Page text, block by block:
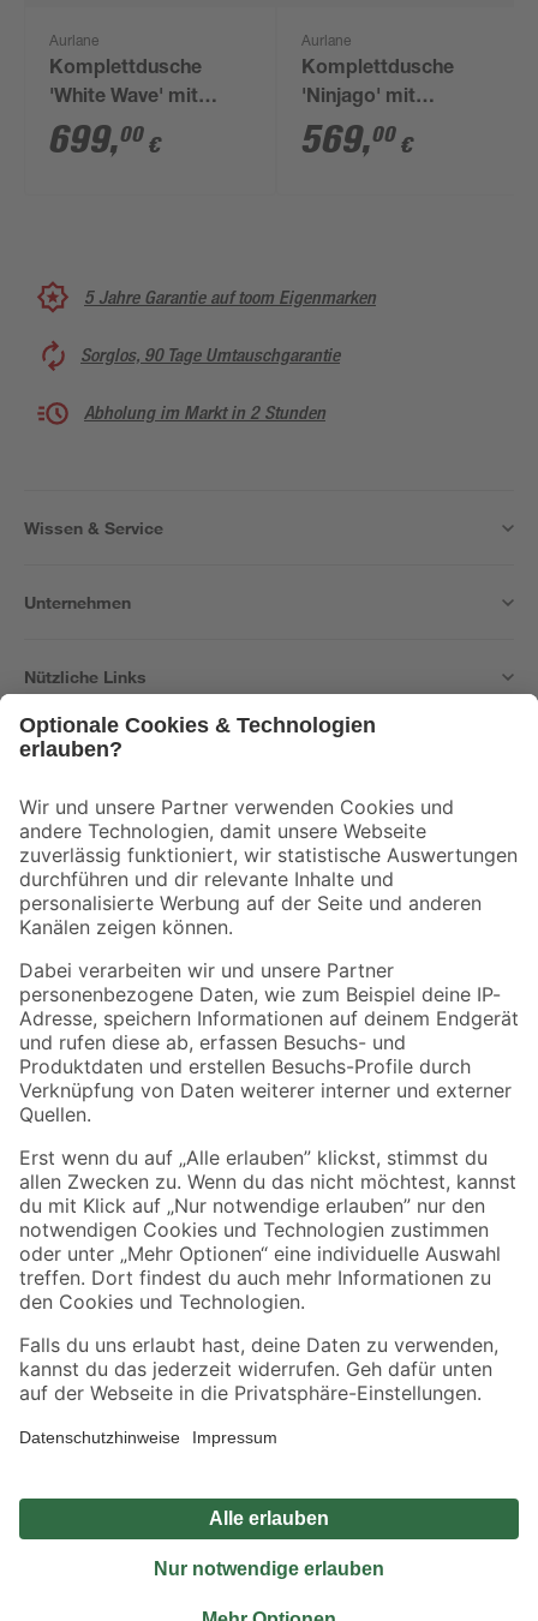
Aurlane
Komplettdusche
'White Wave' mit
Schiebetür silber 90 x
90 cm
699,00 €
Aurlane
Komplettdusche
'Ninjago' mit
Schiebetür schwarz
85 x 85 x 200 cm
569,00 €
5 Jahre Garantie auf toom Eigenmarken
Sorglos, 90 Tage Umtauschgarantie
Abholung im Markt in 2 Stunden
Wissen & Service
Unternehmen
Nützliche Links
Der toom Newsletter: Keine Angebote und Aktionen mehr verpassen!
Zur Newsletter Anmeldung
Folge uns
Zahlungsarten Versandarten
Sicher einkaufen
Jetzt die toom-App herunterladen
Alle Preisangaben in EUR inkl. gesetzl. MwSt.. Die dargestellten Angebote sind unter
Umständen nicht in allen Märkten verfügbar. Die angegebenen Verfügbarkeiten beziehen
Produkte nur solange der Vorrat reicht.
*Paketversand ab 59 € versandkostenfrei, gilt nicht für Artikel mit Speditionsversand, hier
Privatsphäre Impressum
Nutzungsbedingungen
Widerrufsrecht
Vertrag widerrufen